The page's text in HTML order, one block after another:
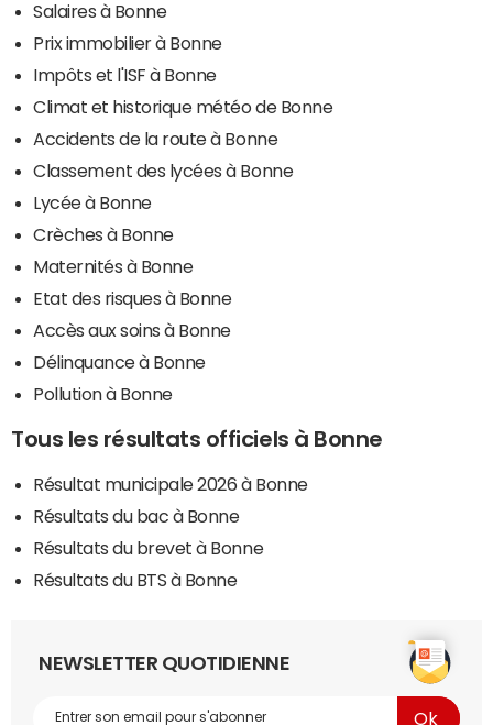
Salaires à Bonne
Prix immobilier à Bonne
Impôts et l'ISF à Bonne
Climat et historique météo de Bonne
Accidents de la route à Bonne
Classement des lycées à Bonne
Lycée à Bonne
Crèches à Bonne
Maternités à Bonne
Etat des risques à Bonne
Accès aux soins à Bonne
Délinquance à Bonne
Pollution à Bonne
Tous les résultats officiels à Bonne
Résultat municipale 2026 à Bonne
Résultats du bac à Bonne
Résultats du brevet à Bonne
Résultats du BTS à Bonne
NEWSLETTER QUOTIDIENNE